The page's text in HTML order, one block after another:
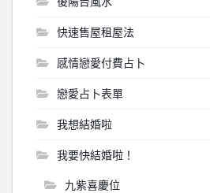
快速售屋租屋法
感情戀愛付費占卜
戀愛占卜表單
我想結婚啦
我要快結婚啦！
九紫喜慶位